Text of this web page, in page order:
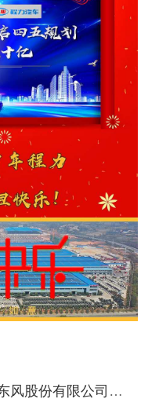
上一篇：程力专汽第13次蝉联东风股份有限公司最高奖项